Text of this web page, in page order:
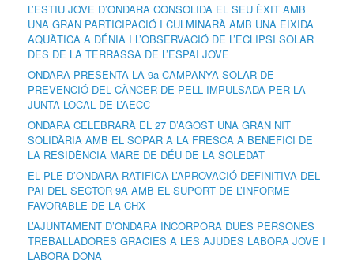
L’ESTIU JOVE D’ONDARA CONSOLIDA EL SEU ÈXIT AMB
UNA GRAN PARTICIPACIÓ I CULMINARÀ AMB UNA EIXIDA
AQUÀTICA A DÉNIA I L’OBSERVACIÓ DE L’ECLIPSI SOLAR
DES DE LA TERRASSA DE L’ESPAI JOVE
ONDARA PRESENTA LA 9a CAMPANYA SOLAR DE
PREVENCIÓ DEL CÀNCER DE PELL IMPULSADA PER LA
JUNTA LOCAL DE L’AECC
ONDARA CELEBRARÀ EL 27 D’AGOST UNA GRAN NIT
SOLIDÀRIA AMB EL SOPAR A LA FRESCA A BENEFICI DE
LA RESIDÈNCIA MARE DE DÉU DE LA SOLEDAT
EL PLE D’ONDARA RATIFICA L’APROVACIÓ DEFINITIVA DEL
PAI DEL SECTOR 9A AMB EL SUPORT DE L’INFORME
FAVORABLE DE LA CHX
L’AJUNTAMENT D’ONDARA INCORPORA DUES PERSONES
TREBALLADORES GRÀCIES A LES AJUDES LABORA JOVE I
LABORA DONA